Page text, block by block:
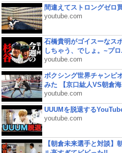
間違えてストロングゼロ
youtube.com
石橋貴明がゴイスーなス
しちゃう、でしょ。~プ
youtube.com
ボクシング世界チャンピ
みた 【京口紘人VS朝倉
youtube.com
UUUMを脱退する
youtube.com
【朝倉未来選手と対談】